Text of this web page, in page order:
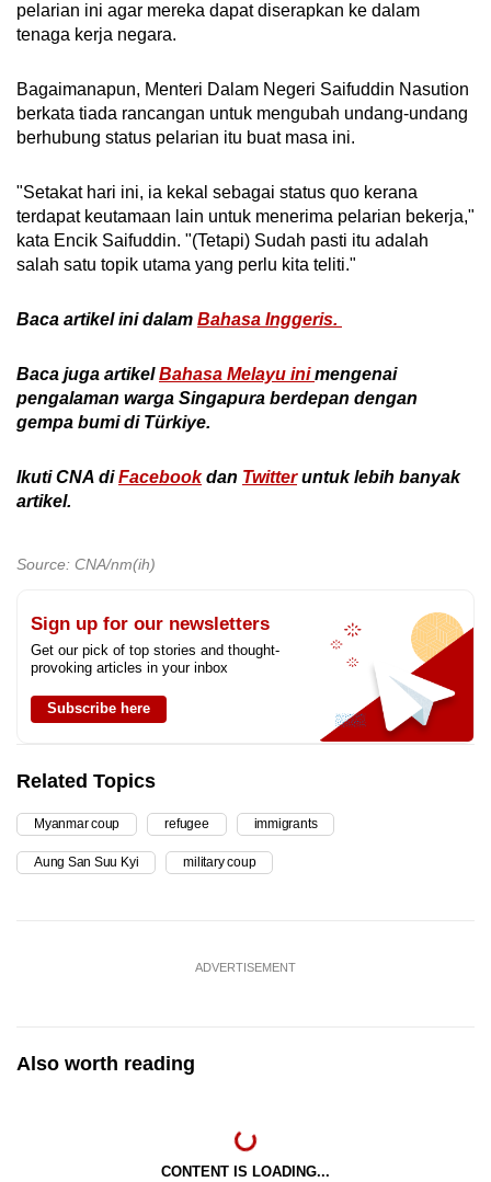
pelarian ini agar mereka dapat diserapkan ke dalam
tenaga kerja negara.
Bagaimanapun, Menteri Dalam Negeri Saifuddin Nasution
berkata tiada rancangan untuk mengubah undang-undang
berhubung status pelarian itu buat masa ini.
"Setakat hari ini, ia kekal sebagai status quo kerana
terdapat keutamaan lain untuk menerima pelarian bekerja,"
kata Encik Saifuddin. "(Tetapi) Sudah pasti itu adalah
salah satu topik utama yang perlu kita teliti."
Baca artikel ini dalam Bahasa Inggeris.
Baca juga artikelBahasa Melayu inimengenai
pengalaman warga Singapura berdepan dengan
gempa bumi di Türkiye.
Ikuti CNA diFacebookdan Twitteruntuklebih banyak
artikel.
Source: CNA/nm(ih)
Sign up for our newsletters
Get our pick of top stories and thought-
provoking articles in your inbox
Subscribe here
Related Topics
Myanmar coup refugee immigrants
Aung San Suu Kyi military coup
ADVERTISEMENT
Also worth reading
CONTENT IS LOADING...